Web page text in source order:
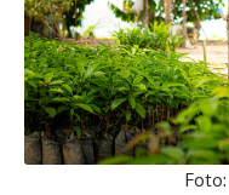
Foto: